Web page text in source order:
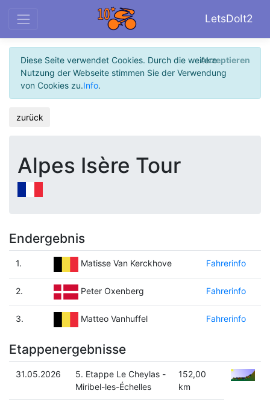
LetsDoIt2
Diese Seite verwendet Cookies. Durch die weitere
Nutzung der Webseite stimmen Sie der Verwendung
von Cookies zu.Info.
Akzeptieren
zurück
Alpes Isère Tour
Endergebnis
1. Matisse Van Kerckhove Fahrerinfo
2. Peter Oxenberg Fahrerinfo
3. Matteo Vanhuffel Fahrerinfo
Etappenergebnisse
31.05.2026
5. Etappe Le Cheylas -
Miribel-les-Échelles
152,00
km